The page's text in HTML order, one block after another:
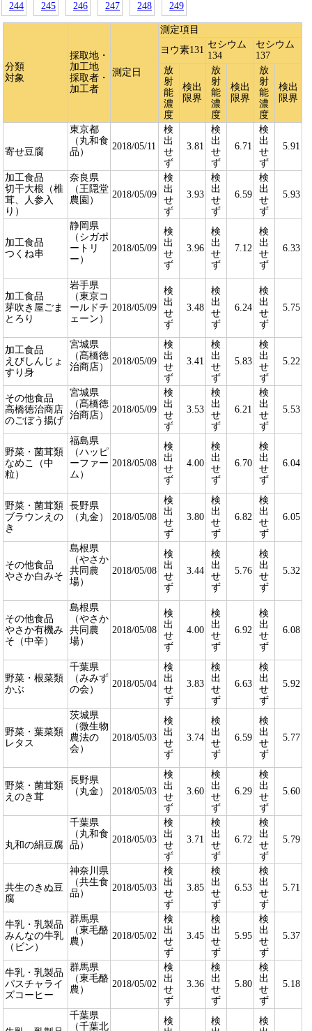
244 245 246 247 248 249
分類
対象
採取地・
加工地
採取者・
加工者
測定日
測定項目
ヨウ素131
セシウム
134
セシウム
137
放
射
能
濃
度
検出
限界
放
射
能
濃
度
検出
限界
放
射
能
濃
度
検出
限界
寄せ豆腐
東京都
（丸和食
品）
2018/05/11
検
出
せ
ず
3.81
検
出
せ
ず
6.71
検
出
せ
ず
5.91
加工食品
切干大根（椎
茸、人参入
り）
奈良県
（王隠堂
農園）
2018/05/09
検
出
せ
ず
3.93
検
出
せ
ず
6.59
検
出
せ
ず
5.93
加工食品
つくね串
静岡県
（シガポ
ートリ
ー）
2018/05/09
検
出
せ
ず
3.96
検
出
せ
ず
7.12
検
出
せ
ず
6.33
加工食品
芽吹き屋ごま
とろり
岩手県
（東京コ
ールドチ
ェーン）
2018/05/09
検
出
せ
ず
3.48
検
出
せ
ず
6.24
検
出
せ
ず
5.75
加工食品
えびしんじょ
すり身
宮城県
（髙橋徳
治商店）
2018/05/09
検
出
せ
ず
3.41
検
出
せ
ず
5.83
検
出
せ
ず
5.22
その他食品
高橋徳治商店
のごぼう揚げ
宮城県
（髙橋徳
治商店）
2018/05/09
検
出
せ
ず
3.53
検
出
せ
ず
6.21
検
出
せ
ず
5.53
野菜・菌茸類
なめこ（中
粒）
福島県
（ハッピ
ーファー
ム）
2018/05/08
検
出
せ
ず
4.00
検
出
せ
ず
6.70
検
出
せ
ず
6.04
野菜・菌茸類
ブラウンえの
き
長野県
（丸金）
2018/05/08
検
出
せ
ず
3.80
検
出
せ
ず
6.82
検
出
せ
ず
6.05
その他食品
やさか白みそ
島根県
（やさか
共同農
場）
2018/05/08
検
出
せ
ず
3.44
検
出
せ
ず
5.76
検
出
せ
ず
5.32
その他食品
やさか有機み
そ（中辛）
島根県
（やさか
共同農
場）
2018/05/08
検
出
せ
ず
4.00
検
出
せ
ず
6.92
検
出
せ
ず
6.08
野菜・根菜類
かぶ
千葉県
（みみず
の会）
2018/05/04
検
出
せ
ず
3.83
検
出
せ
ず
6.63
検
出
せ
ず
5.92
野菜・葉菜類
レタス
茨城県
（微生物
農法の
会）
2018/05/03
検
出
せ
ず
3.74
検
出
せ
ず
6.59
検
出
せ
ず
5.77
野菜・菌茸類
えのき茸
長野県
（丸金）
2018/05/03
検
出
せ
ず
3.60
検
出
せ
ず
6.29
検
出
せ
ず
5.60
丸和の絹豆腐
千葉県
（丸和食
品）
2018/05/03
検
出
せ
ず
3.71
検
出
せ
ず
6.72
検
出
せ
ず
5.79
共生のきぬ豆
腐
神奈川県
（共生食
品）
2018/05/03
検
出
せ
ず
3.85
検
出
せ
ず
6.53
検
出
せ
ず
5.71
牛乳・乳製品
みんなの牛乳
（ビン）
群馬県
（東毛酪
農）
2018/05/02
検
出
せ
ず
3.45
検
出
せ
ず
5.95
検
出
せ
ず
5.37
牛乳・乳製品
パスチャライ
ズコーヒー
群馬県
（東毛酪
農）
2018/05/02
検
出
せ
ず
3.36
検
出
せ
ず
5.80
検
出
せ
ず
5.18
千葉県
（千葉北
検
検
検